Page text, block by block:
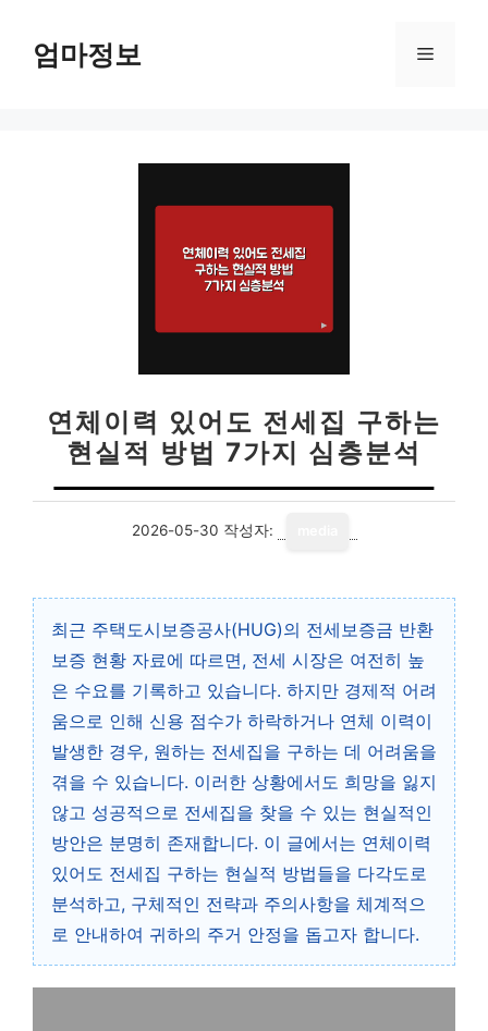
엄마정보 메
연체이력 있어도 전세집 구하는
현실적 방법 7가지 심층분석
2026-05-30 작성자:
최근 주택도시보증공사(HUG)의 전세보증금 반환
보증 현황 자료에 따르면, 전세 시장은 여전히 높
은 수요를 기록하고 있습니다. 하지만 경제적 어려
움으로 인해 신용 점수가 하락하거나 연체 이력이
발생한 경우, 원하는 전세집을 구하는 데 어려움을
겪을 수 있습니다. 이러한 상황에서도 희망을 잃지
않고 성공적으로 전세집을 찾을 수 있는 현실적인
방안은 분명히 존재합니다. 이 글에서는 연체이력
있어도 전세집 구하는 현실적 방법들을 다각도로
분석하고, 구체적인 전략과 주의사항을 체계적으
로 안내하여 귀하의 주거 안정을 돕고자 합니다.